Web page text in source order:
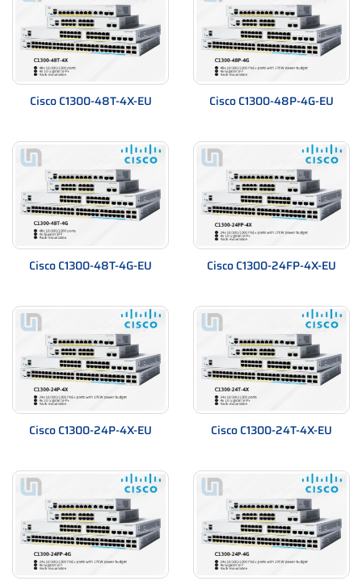
Cisco C1300-48T-4X-EU Cisco C1300-48P-4G-EU
Cisco C1300-48T-4G-EU Cisco C1300-24FP-4X-EU
Cisco C1300-24P-4X-EU Cisco C1300-24T-4X-EU